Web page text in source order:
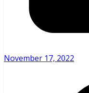
November 17, 2022